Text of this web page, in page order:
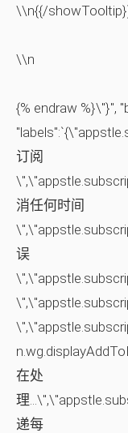
\\n{{/
\\n
{% endraw %}\"}",
订阅
消任何时间
误
在处
理
递每